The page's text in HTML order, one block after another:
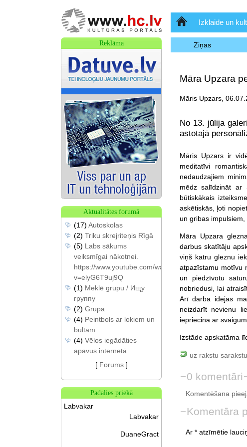
SākumlapaIzklaide un
Ziņas
Māra Upzara
Māris Upzars,
No 13. jūlija
astotajā
Māris Upzars ir
meditatīvi
nedaudzajiem
mēdz salīdzināt ar
būtiskākais
askētiskās, ļoti
un gribas
Māra Upzara
darbus skatītāju
viņš katru gleznu
atpazīstamu motīvu
un piedzīvotu
nobriedusi, lai
Arī darba idejas
neizdarīt nevienu
iepriecina ar
Izstāde apskatāma
uz rakstu sarakstu
0 komentāri
Komentēšana
Komentāra
Ar * atzīmētie
Reklāma
Aktualitātes forumā
(17) Autoskolas
(2) Triku skrejriteņis Rīgā
(5) Labs sākums
veiksmīgai nākotnei.
https://www.youtube.com/watch?
v=elyG6T9uj9Q
(1) Meklē grupu / Ищу
группу
(2) Grupa
(4) Peintbols ar lokiem un
bultām
(4) Vēlos iegādāties
apavus internetā
[ Forums]
Padalies priekā
Labvakar
Labvakar
DuaneGract